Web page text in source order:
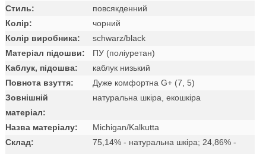
Стиль:
повсякденний
Колір:
чорний
Колір виробника:
schwarz/black
Матеріал підошви:
ПУ (поліуретан)
Каблук, підошва:
каблук низький
Повнота взуття:
Дуже комфортна G+ (7, 5)
Зовнішній
матеріал:
натуральна шкіра, екошкіра
Назва матеріалу:
Michigan/Kalkutta
Склад:
75,14% - натуральна шкіра; 24,86% -